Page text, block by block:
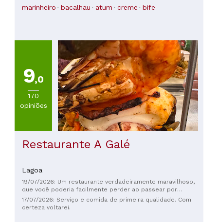
inesquecíveis. A atmosfera do Marineiro irá cativar qualquer
OBRIGADO!!
profunda
marinheiro bacalhau atum creme bife
9,0
170
opiniões
Restaurante A Galé
Lagoa
19/07/2026: Um restaurante verdadeiramente maravilhoso,
que você poderia facilmente perder ao passear por
Carvoeiro, mas não deveria. Esta é a nossa segunda refeição
no restaurante e ambas foram fantásticas. A comida é
17/07/2026: Serviço e comida de primeira qualidade. Com
certeza voltarei.